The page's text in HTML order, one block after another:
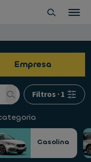
Empresa
Filtros ·1
Gasolina